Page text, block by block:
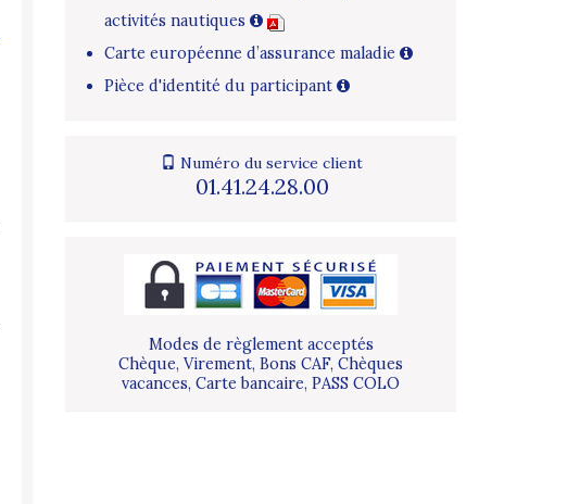
activités nautiques
Carte européenne d’assurance maladie
Pièce d'identité du participant
Numéro du service client
01.41.24.28.00
Modes de règlement acceptés
Chèque, Virement, Bons CAF, Chèques
vacances, Carte bancaire, PASS COLO